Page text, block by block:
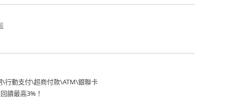
\行動支付\超商付款\ATM\銀聯卡
饋最高3%！